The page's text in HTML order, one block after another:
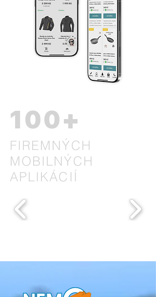
100+
FIREMNÝCH
MOBILNÝCH
APLIKÁCIÍ